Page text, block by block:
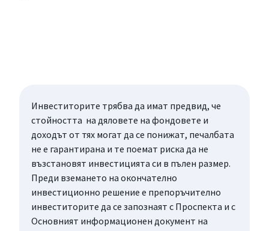
Инвеститорите трябва да имат предвид, че
стойността на дяловете на фондовете и
доходът от тях могат да се понижат, печалбата
не е гарантирана и те поемат риска да не
възстановят инвестицията си в пълен размер.
Преди вземането на окончателно
инвестиционно решение е препоръчително
инвеститорите да се запознаят с Проспекта и с
Основният информационен документ на